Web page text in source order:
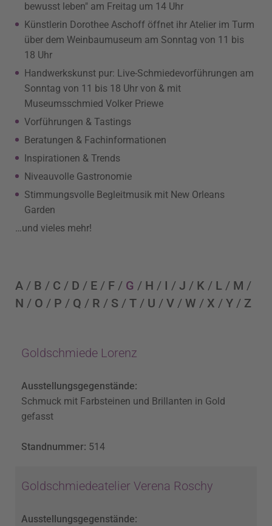
bewusst leben" am Freitag um 14 Uhr
Künstlerin Dorothee Aschoff öffnet ihr Atelier im Turm
über dem Weinbaumuseum am Sonntag von 11 bis
18 Uhr
Handwerkskunst pur: Live-Schmiedevorführungen am
Sonntag von 11 bis 18 Uhr von & mit
Museumsschmied Volker Priewe
Vorführungen & Tastings
Beratungen & Fachinformationen
Inspirationen & Trends
Niveauvolle Gastronomie
Stimmungsvolle Begleitmusik mit New Orleans
Garden
…und vieles mehr!
A / B / C / D / E / F / G / H / I / J / K / L / M /
N / O / P / Q / R / S / T / U / V / W / X / Y / Z
Goldschmiede Lorenz
Ausstellungsgegenstände:
Schmuck mit Farbsteinen und Brillanten in Gold
gefasst
Standnummer: 514
Goldschmiedeatelier Verena Roschy
Ausstellungsgegenstände: